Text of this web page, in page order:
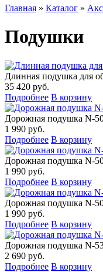
Главная » Каталог »
Подушки
Длинная подушка для
35 420 руб.
Подробнее В корзину
Дорожная подушка N-
1 990 руб.
Подробнее В корзину
Дорожная подушка N-
1 990 руб.
Подробнее В корзину
Дорожная подушка N-
1 990 руб.
Подробнее В корзину
Дорожная подушка N-
2 690 руб.
Подробнее В корзину